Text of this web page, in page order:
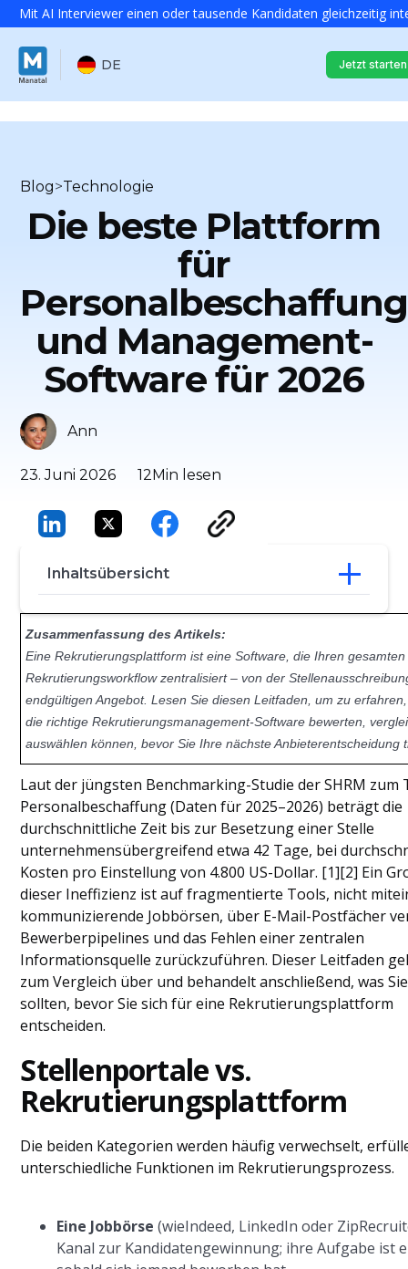
Mit AI Interviewer einen oder tausende Kandidaten gleichzeitig
DE Jetzt starten
Blog>Technologie
Die beste Plattform
für
Personalbeschaffung
und Management-
Software für 2026
23. Juni 2026 12Min lesen
Ann
Inhaltsübersicht
Stellenportale vs. Rekrutierungsplattform
Vergleichstabelle für
Personalvermittlungsplattformen
Das Kernproblem:
Unzusammenhängende HR-Tech-Stacks
So bewerten Sie Software für das
Einstellungsmanagement
Checkliste zur Bewertung von
Rekrutierungsplattformen 2026
Schlussfolgerung
Häufig gestellte Fragen
Zusammenfassung des Artikels:
Eine Rekrutierungsplattform ist eine Software, die Ihren gesamten
Rekrutierungsworkflow zentralisiert – von der
endgültigen Angebot. Lesen Sie diesen Leitfaden, um zu
die richtige Rekrutierungsmanagement-Software bewerten,
auswählen können, bevor Sie Ihre nächste Anbieterentscheidung
Laut der jüngsten Benchmarking-Studie der SHRM zum
Personalbeschaffung (Daten für 2025–2026) beträgt die
durchschnittliche Zeit bis zur Besetzung einer Stelle
unternehmensübergreifend etwa 42 Tage, bei
Kosten pro Einstellung von 4.800 US-Dollar. [1][2] Ein
dieser Ineffizienz ist auf fragmentierte Tools, nicht
kommunizierende Jobbörsen, über E-Mail-Postfächer
Bewerberpipelines und das Fehlen einer zentralen
Informationsquelle zurückzuführen. Dieser Leitfaden
zum Vergleich über und behandelt anschließend, was
sollten, bevor Sie sich für eine Rekrutierungsplattform
entscheiden.
Stellenportale vs.
Rekrutierungsplattform
Die beiden Kategorien werden häufig verwechselt,
unterschiedliche Funktionen im Rekrutierungsprozess.
Eine Jobbörse (wieIndeed, LinkedIn oder
Kanal zur Kandidatengewinnung; ihre Aufgabe ist